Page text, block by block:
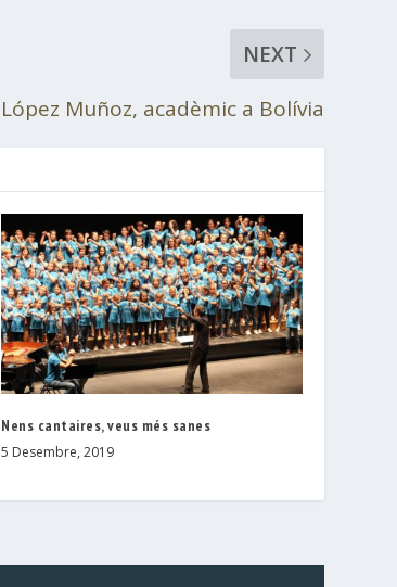
NEXT
López Muñoz, acadèmic a Bolívia
Nens cantaires, veus més sanes
5 Desembre, 2019